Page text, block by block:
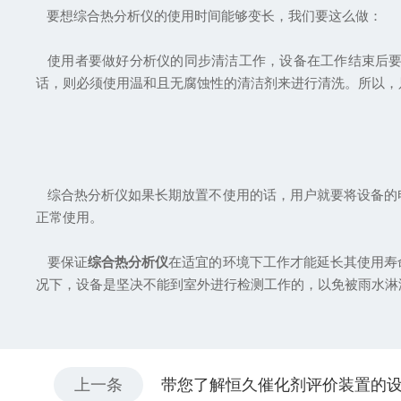
要想综合热分析仪的使用时间能够变长，我们要这么做：
使用者要做好分析仪的同步清洁工作，设备在工作结束后
话，则必须使用温和且无腐蚀性的清洁剂来进行清洗。所以
综合热分析仪如果长期放置不使用的话，用户就要将设备
正常使用。
要保证综合热分析仪在适宜的环境下工作才能延长其使用
况下，设备是坚决不能到室外进行检测工作的，以免被雨水
上一条 带您了解恒久催化剂评价装置的